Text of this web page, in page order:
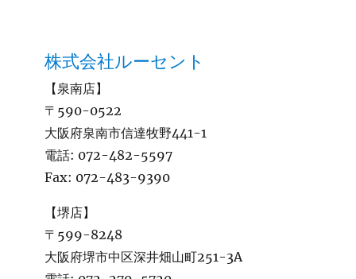
株式会社ルーセント
【泉南店】
〒590-0522
大阪府泉南市信達牧野441-1
電話: 072-482-5597
Fax: 072-483-9390
【堺店】
〒599-8248
大阪府堺市中区深井畑山町251-3A